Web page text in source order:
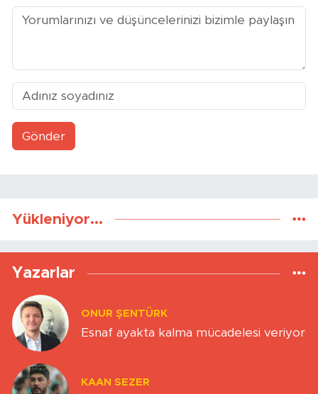
Gönder
Yükleniyor...
Yazarlar
ONUR ŞENTÜRK
Esnaf ayakta kalma mücadelesi veriyor
KAAN SEZER